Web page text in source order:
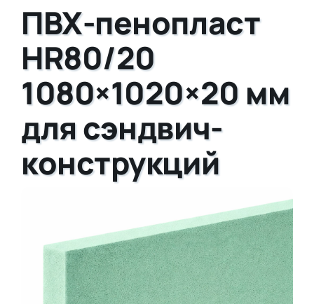
ПВХ-пенопласт
HR80/20
1080×1020×20 мм
для сэндвич-
конструкций